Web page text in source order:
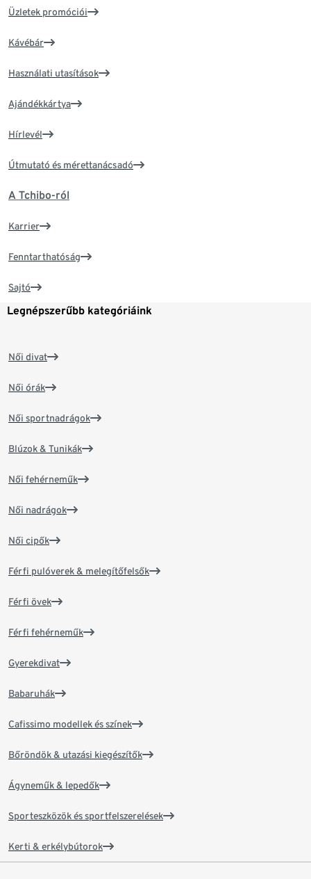
Üzletek promóciói
Kávébár
Használati utasítások
Ajándékkártya
Hírlevél
Útmutató és mérettanácsadó
A Tchibo-ról
Karrier
Fenntarthatóság
Sajtó
Legnépszerűbb kategóriáink
Női divat
Női órák
Női sportnadrágok
Blúzok & Tunikák
Női fehérneműk
Női nadrágok
Női cipők
Férfi pulóverek & melegítőfelsők
Férfi övek
Férfi fehérneműk
Gyerekdivat
Babaruhák
Cafissimo modellek és színek
Bőröndök & utazási kiegészítők
Ágyneműk & lepedők
Sporteszközök és sportfelszerelések
Kerti & erkélybútorok